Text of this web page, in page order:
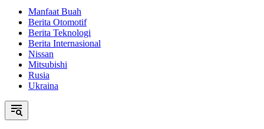
Manfaat Buah
Berita Otomotif
Berita Teknologi
Berita Internasional
Nissan
Mitsubishi
Rusia
Ukraina